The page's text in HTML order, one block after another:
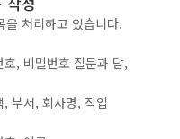
을 처리하고 있습니다.
, 비밀번호 질문과 답,
부서, 회사명, 직업